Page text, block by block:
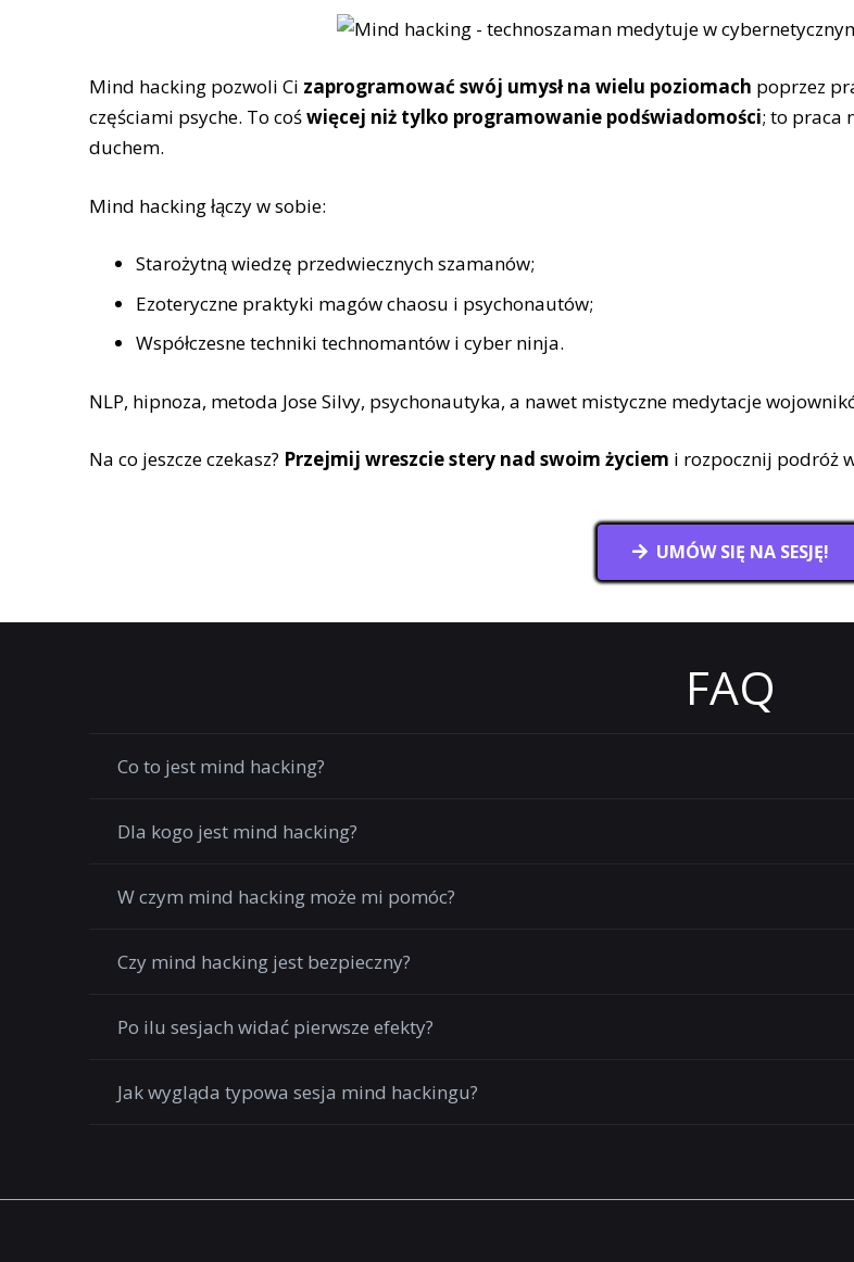
Mind hacking pozwoli Ci zaprogramować swój umysł na wielu poziomach poprzez
częściami psyche. To coświęcej niż tylko programowanie podświadomości; to praca
duchem.
Mind hacking łączy w sobie:
Starożytną wiedzę przedwiecznych szamanów;
Ezoteryczne praktyki magów chaosu i psychonautów;
Współczesne techniki technomantów i cyber ninja.
NLP, hipnoza, metoda Jose Silvy, psychonautyka, a nawet mistyczne medytacje
Na co jeszcze czekasz? Przejmij wreszcie stery nad swoim życiem i rozpocznij podróż w
UMÓW SIĘ NA SESJĘ!
FAQ
Co to jest mind hacking?
Dla kogo jest mind hacking?
W czym mind hacking może mi pomóc?
Czy mind hacking jest bezpieczny?
Po ilu sesjach widać pierwsze efekty?
Jak wygląda typowa sesja mind hackingu?